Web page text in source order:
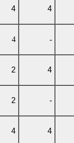
4
4
-
4
4
2
-
2
4
4